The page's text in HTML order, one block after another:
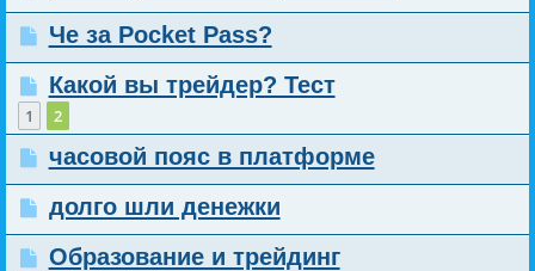
Че за Pocket Pass?
Какой вы трейдер? Тест
1 2
часовой пояс в платформе
долго шли денежки
Образование и трейдинг